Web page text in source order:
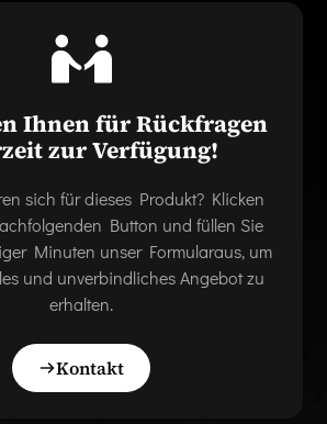
Ihnen für Rückfragen
zur Verfügung!
sich für dieses Produkt? Klicken
Button und füllen Sie
Minuten unser Formularaus, um
und unverbindliches Angebot zu
erhalten.
Kontakt